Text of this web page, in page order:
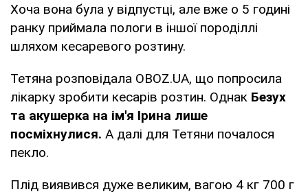
Хоча вона була у відпустці, але вже о 5 годині
ранку приймала пологи в іншої породіллі
шляхом кесаревого розтину.
Тетяна розповідала OBOZ.UA, що попросила
лікарку зробити кесарів розтин. Однак Безух
та акушерка на ім'я Ірина лише
посміхнулися. А далі для Тетяни почалося
пекло.
Плід виявився дуже великим, вагою 4 кг 700 г